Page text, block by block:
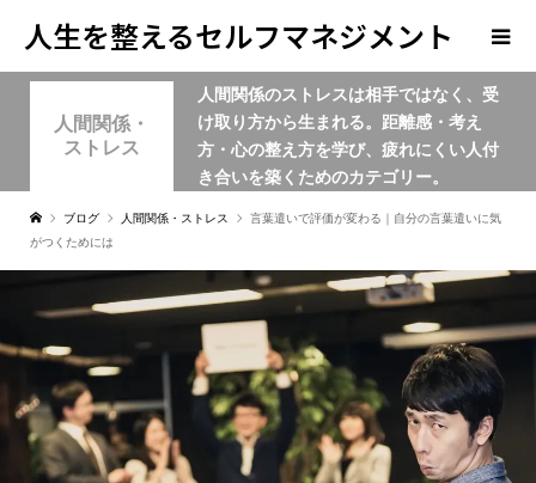
人生を整えるセルフマネジメント
人間関係・
ストレス
人間関係のストレスは相手ではなく、受
け取り方から生まれる。距離感・考え
方・心の整え方を学び、疲れにくい人付
き合いを築くためのカテゴリー。
ブログ 人間関係・ストレス
言葉遣いで評価が変わる｜自分の言葉遣いに気
がつくためには